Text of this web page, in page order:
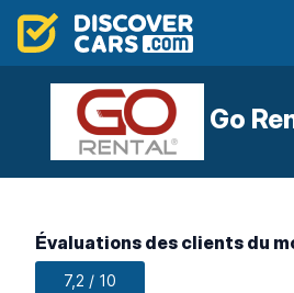
Go
Évaluations des clients du
7,2 / 10